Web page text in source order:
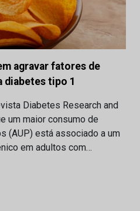
agravar fatores de
diabetes tipo 1
Diabetes Research and
um maior consumo de
(AUP) está associado a um
em adultos com…